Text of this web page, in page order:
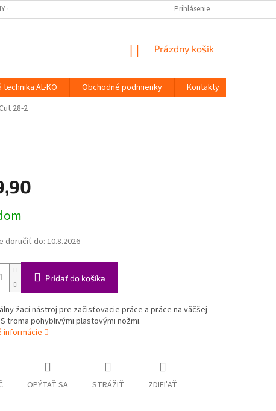
OSOBNÝCH ÚDAJOV Prihlásenie
NÁKUPNÝ
Prázdny košík
technika AL-KO Obchodné podmienky
Kontakty
28-2
doručiť do: 10.8.2026
Pridať do košíka
žací nástroj pre začisťovacie práce a práce na väčšej
troma pohyblivými plastovými nožmi.
informácie
OPÝTAŤ SA STRÁŽIŤ ZDIEĽAŤ